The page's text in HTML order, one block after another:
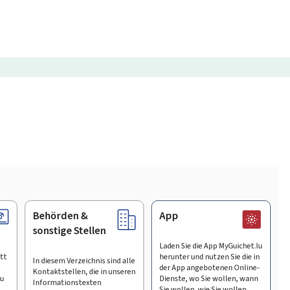
Behörden &
sonstige Stellen
In diesem Verzeichnis sind alle
Kontaktstellen, die in unseren
Informationstexten
App
Laden Sie die App MyGuichet.lu
herunter und nutzen Sie die in
der App angebotenen Online-
Dienste, wo Sie wollen, wann